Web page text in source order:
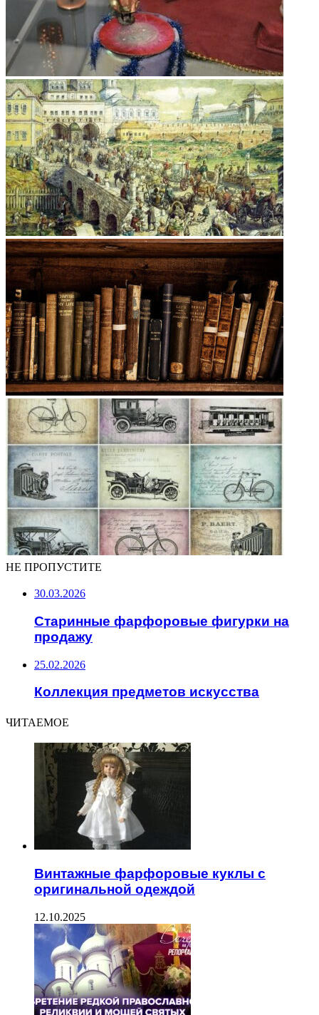
НЕ ПРОПУСТИТЕ
30.03.2026
Старинные фарфоровые фигурки на
продажу
25.02.2026
Коллекция предметов искусства
ЧИТАЕМОЕ
Винтажные фарфоровые куклы с
оригинальной одеждой
12.10.2025